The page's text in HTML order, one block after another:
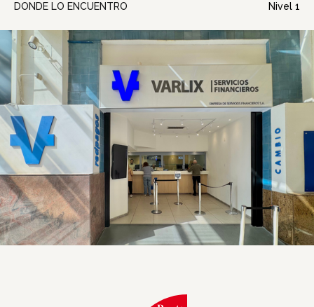
Tiendas
Novedades
Gift Cards y Colectivos
Programas
Cine
Pet Friendly
Servicios
Nosotros
DONDE LO ENCUENTRO Nivel 1